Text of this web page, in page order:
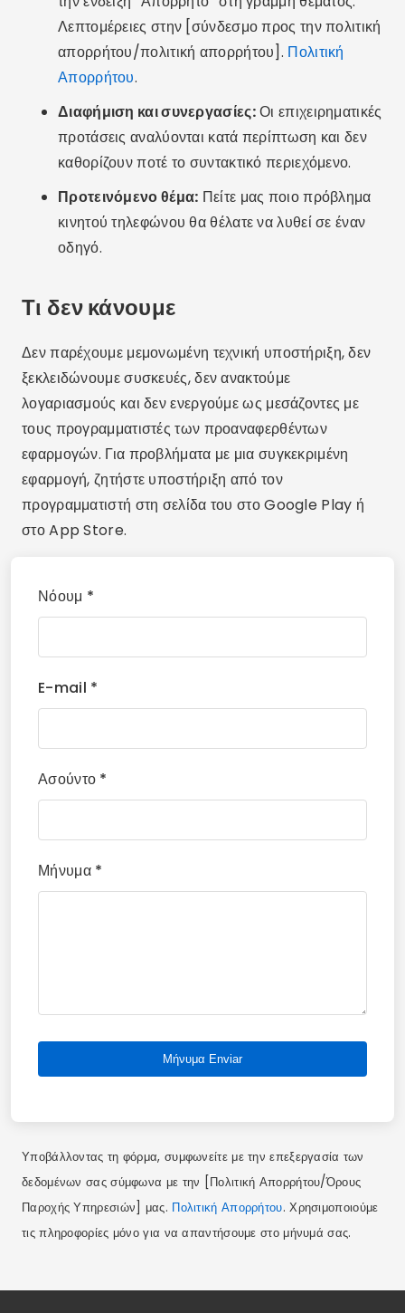
Λεπτομέρειες στην [σύνδεσμο προς την πολιτική
απορρήτου/πολιτική απορρήτου]. Πολιτική
Απορρήτου.
Διαφήμιση και συνεργασίες:Οι επιχειρηματικές
προτάσεις αναλύονται κατά περίπτωση και δεν
καθορίζουν ποτέ το συντακτικό περιεχόμενο.
Προτεινόμενο θέμα: Πείτε μας ποιο πρόβλημα
κινητού τηλεφώνου θα θέλατε να λυθεί σε έναν
οδηγό.
Τι δεν κάνουμε
Δεν παρέχουμε μεμονωμένη τεχνική υποστήριξη, δεν
ξεκλειδώνουμε συσκευές, δεν ανακτούμε
λογαριασμούς και δεν ενεργούμε ως μεσάζοντες με
τους προγραμματιστές των προαναφερθέντων
εφαρμογών. Για προβλήματα με μια συγκεκριμένη
εφαρμογή, ζητήστε υποστήριξη από τον
προγραμματιστή στη σελίδα του στο Google Play ή
στο App Store.
Νόουμ *
E-mail *
Ασούντο *
Μήνυμα *
Μήνυμα Enviar
Υποβάλλοντας τη φόρμα, συμφωνείτε με την επεξεργασία των
δεδομένων σας σύμφωνα με την [Πολιτική Απορρήτου/Όρους
Παροχής Υπηρεσιών] μας. Πολιτική Απορρήτου. Χρησιμοποιούμε
τις πληροφορίες μόνο για να απαντήσουμε στο μήνυμά σας.